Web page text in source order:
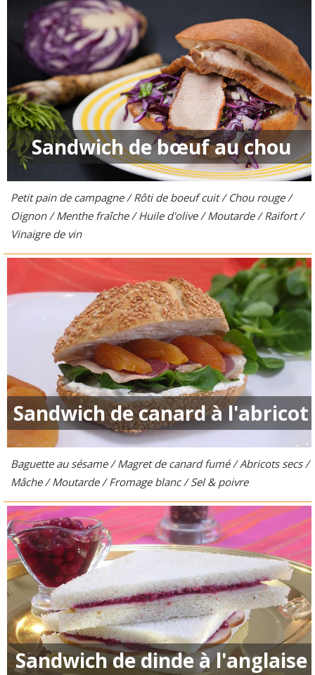
Sandwich de bœuf au chou
Petit pain de campagne / Rôti de boeuf cuit / Chou rouge /
Oignon / Menthe fraîche / Huile d'olive / Moutarde / Raifort /
Vinaigre de vin
Sandwich de canard à l'abricot
Baguette au sésame / Magret de canard fumé / Abricots secs /
Mâche / Moutarde / Fromage blanc / Sel & poivre
Sandwich de dinde à l'anglaise